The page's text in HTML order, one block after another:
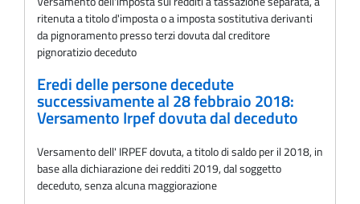
ritenuta a titolo d'imposta o a imposta sostitutiva derivanti
da pignoramento presso terzi dovuta dal creditore
pignoratizio deceduto
Eredi delle persone decedute
successivamente al 28 febbraio 2018:
Versamento Irpef dovuta dal deceduto
Versamento dell' IRPEF dovuta, a titolo di saldo per il 2018, in
base alla dichiarazione dei redditi 2019, dal soggetto
deceduto, senza alcuna maggiorazione